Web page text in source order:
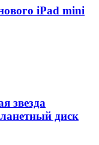
iPad mini
звезда
диск